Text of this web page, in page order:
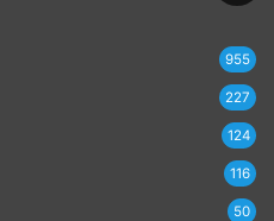
955
227
124
116
50